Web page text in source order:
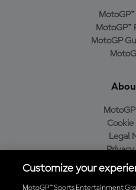
MotoGP™
MotoGP
Cookie
Legal
Privacy
Customize your
MotoGP™ Sports Entertainment